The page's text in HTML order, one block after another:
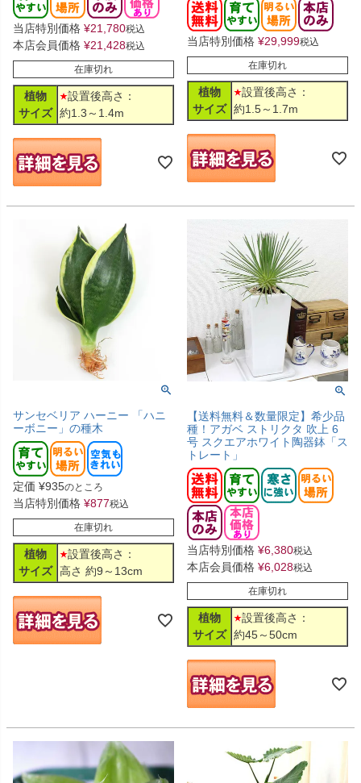
当店特別価格 ¥21,780税込
本店会員価格 ¥21,428税込
在庫切れ
植物
サイズ
設置後高さ：
約1.3～1.4m
当店特別価格 ¥29,999税込
在庫切れ
植物
サイズ
設置後高さ：
約1.5～1.7m
サンセベリア ハーニー 「ハニ
ーボニー」の種木
定価 ¥935のところ
当店特別価格 ¥877税込
在庫切れ
植物
サイズ
設置後高さ：
高さ 約9～13cm
【送料無料＆数量限定】希少品
種！アガベ ストリクタ 吹上 6
号 スクエアホワイト陶器鉢「ス
トレート」
当店特別価格 ¥6,380税込
本店会員価格 ¥6,028税込
在庫切れ
植物
サイズ
設置後高さ：
約45～50cm